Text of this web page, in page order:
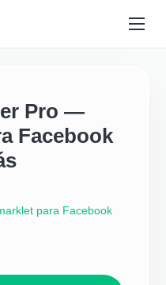
Pro —
Facebook
para Facebook